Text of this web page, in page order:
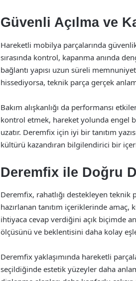
Güvenli Açılma ve
Hareketli mobilya parçalarında
sırasında kontrol, kapanma anında
bağlantı yapısı uzun süreli
hissediyorsa, teknik parça gerçek
Bakım alışkanlığı da performansı
kontrol etmek, hareket yolunda engel
uzatır. Deremfix için iyi bir tanıtım
kültürü kazandıran bilgilendirici bir
Deremfix ile Doğru
Deremfix, rahatlığı destekleyen teknik
hazırlanan tanıtım içeriklerinde
ihtiyaca cevap verdiğini açık biçimde
ölçüsünü ve beklentisini daha kolay
Deremfix yaklaşımında hareketli
seçildiğinde estetik yüzeyler daha